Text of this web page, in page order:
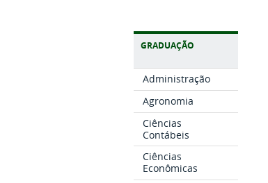
GRADUAÇÃO
Administração
Agronomia
Ciências
Contábeis
Ciências
Econômicas